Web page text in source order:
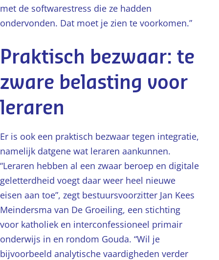
met de softwarestress die ze hadden
ondervonden. Dat moet je zien te voorkomen.”
Praktisch bezwaar: te
zware belasting voor
leraren
Er is ook een praktisch bezwaar tegen integratie,
namelijk datgene wat leraren aankunnen.
“Leraren hebben al een zwaar beroep en digitale
geletterdheid voegt daar weer heel nieuwe
eisen aan toe”, zegt bestuursvoorzitter Jan Kees
Meindersma van De Groeiling, een stichting
voor katholiek en interconfessioneel primair
onderwijs in en rondom Gouda. “Wil je
bijvoorbeeld analytische vaardigheden verder